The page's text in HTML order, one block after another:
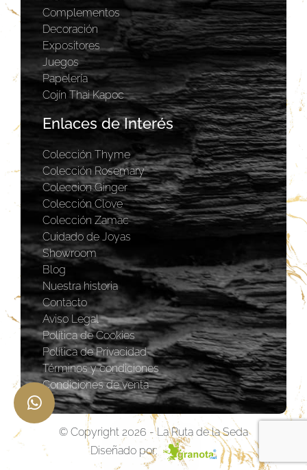
Complementos
Decoración
Expositores
Juegos
Papelería
Cojín Thai Kapoc
Enlaces de Interés
Colección Thyme
Colección Rosemary
Coleccion Ginger
Colección Clove
Colección Zamac
Cuidado de Joyas
Showroom
Blog
Nuestra historia
Contacto
Aviso Legal
Política de Cookies
Política de Privacidad
Términos y condiciones
Condiciones de venta
© Copyright 2026 - La Ruta de la Seda
Diseñado por: